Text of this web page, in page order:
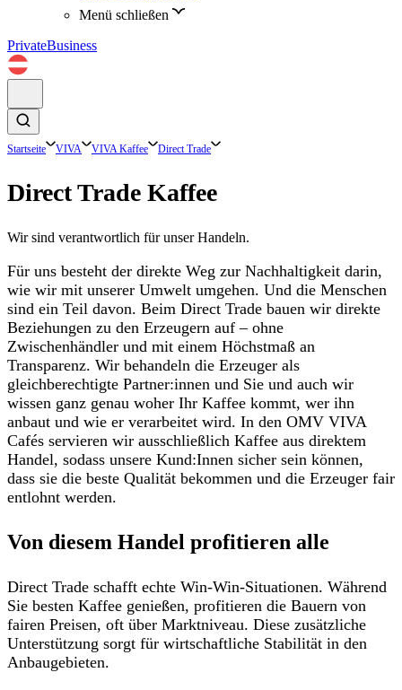
Menü schließen
PrivateBusiness
Startseite VIVA VIVA Kaffee Direct Trade
Direct Trade Kaffee
Wir sind verantwortlich für unser Handeln.
Für uns besteht der direkte Weg zur Nachhaltigkeit darin,
wie wir mit unserer Umwelt umgehen. Und die Menschen
sind ein Teil davon. Beim Direct Trade bauen wir direkte
Beziehungen zu den Erzeugern auf – ohne
Zwischenhändler und mit einem Höchstmaß an
Transparenz. Wir behandeln die Erzeuger als
gleichberechtigte Partner:innen und Sie und auch wir
wissen ganz genau woher Ihr Kaffee kommt, wer ihn
anbaut und wie er verarbeitet wird. In den OMV VIVA
Cafés servieren wir ausschließlich Kaffee aus direktem
Handel, sodass unsere Kund:Innen sicher sein können,
dass sie die beste Qualität bekommen und die Erzeuger fair
entlohnt werden.
Von diesem Handel profitieren alle
Direct Trade schafft echte Win-Win-Situationen. Während
Sie besten Kaffee genießen, profitieren die Bauern von
fairen Preisen, oft über Marktniveau. Diese zusätzliche
Unterstützung sorgt für wirtschaftliche Stabilität in den
Anbaugebieten.